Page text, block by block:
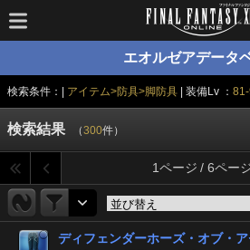
エオルゼアデータ
検索条件：| アイテム>防具>脚防具 | 装備Lv ：
検索結果 （300件）
1ページ / 6ペー
ディフェンダーホーズ・オブ・